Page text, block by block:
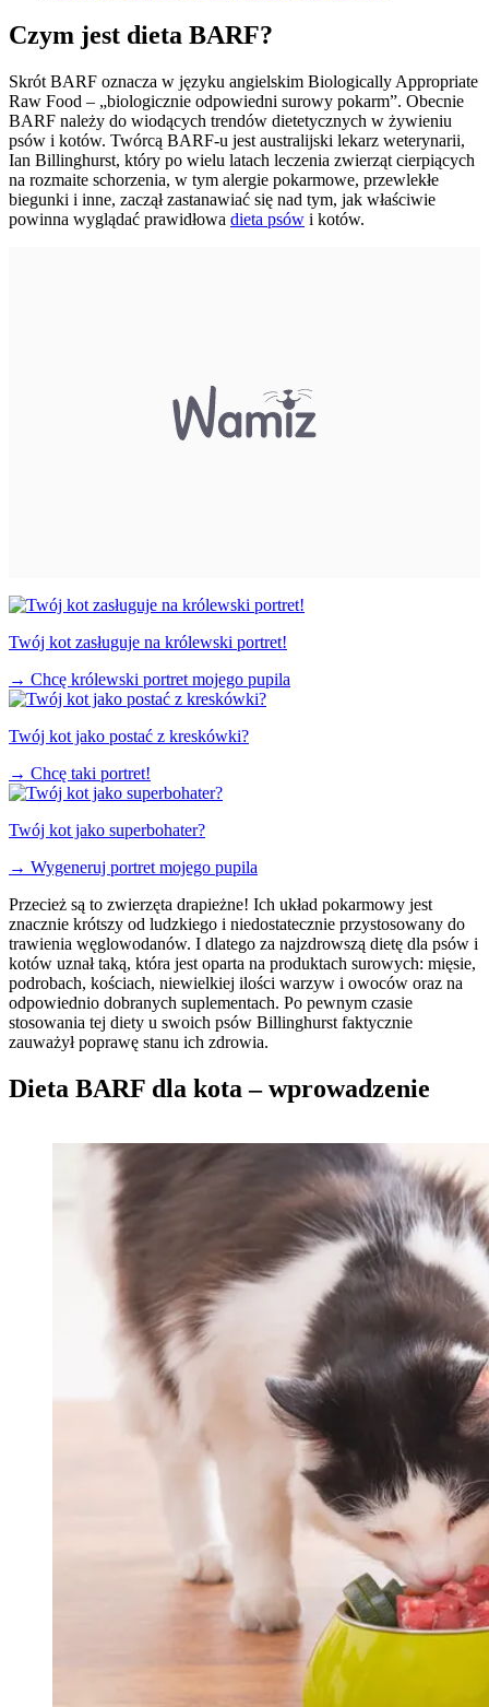
Czym jest dieta BARF?
Skrót BARF oznacza w języku angielskim Biologically Appropriate
Raw Food – „biologicznie odpowiedni surowy pokarm”. Obecnie
BARF należy do wiodących trendów dietetycznych w żywieniu
psów i kotów. Twórcą BARF-u jest australijski lekarz weterynarii,
Ian Billinghurst, który po wielu latach leczenia zwierząt cierpiących
na rozmaite schorzenia, w tym alergie pokarmowe, przewlekłe
biegunki i inne, zaczął zastanawiać się nad tym, jak właściwie
powinna wyglądać prawidłowa dieta psów i kotów.
Twój kot zasługuje na królewski portret!
→ Chcę królewski portret mojego pupila
Twój kot jako postać z kreskówki?
→ Chcę taki portret!
Twój kot jako superbohater?
→ Wygeneruj portret mojego pupila
Przecież są to zwierzęta drapieżne! Ich układ pokarmowy jest
znacznie krótszy od ludzkiego i niedostatecznie przystosowany do
trawienia węglowodanów. I dlatego za najzdrowszą dietę dla psów i
kotów uznał taką, która jest oparta na produktach surowych: mięsie,
podrobach, kościach, niewielkiej ilości warzyw i owoców oraz na
odpowiednio dobranych suplementach. Po pewnym czasie
stosowania tej diety u swoich psów Billinghurst faktycznie
zauważył poprawę stanu ich zdrowia.
Dieta BARF dla kota – wprowadzenie